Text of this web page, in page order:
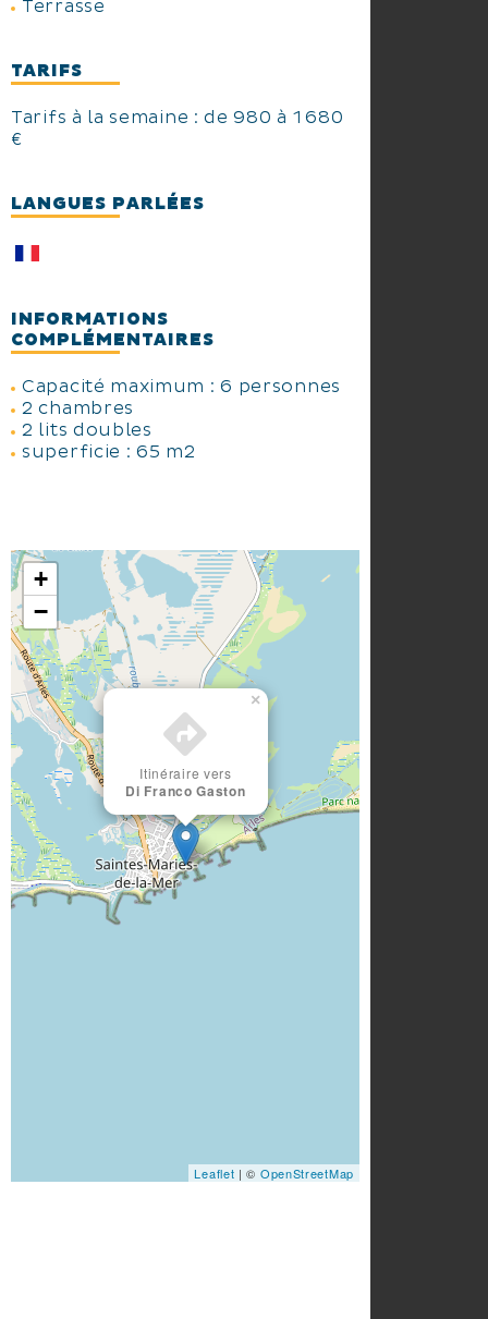
Terrasse
TARIFS
Tarifs à la semaine : de 980 à 1 680
€
LANGUES PARLÉES
INFORMATIONS
COMPLÉMENTAIRES
Capacité maximum : 6 personnes
2 chambres
2 lits doubles
superficie : 65 m2
Itinéraire vers
Di Franco Gaston
×
+
−
Leaflet | © OpenStreetMap